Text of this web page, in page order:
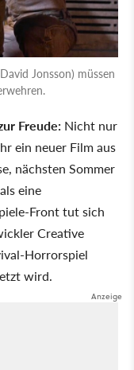
Jonsson) müssen
Freude: Nicht nur
ein neuer Film aus
nächsten Sommer
eine
Front tut sich
Creative
Horrorspiel
wird.